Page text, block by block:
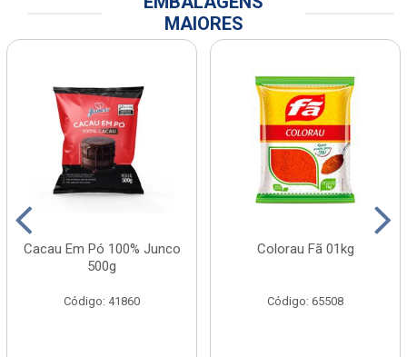
MAIORES
Cacau Em Pó 100% Junco
500g
Código: 41860
Colorau Fã 01kg
Código: 65508